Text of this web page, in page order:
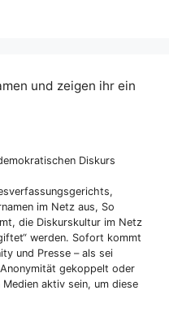
und zeigen ihr ein
Diskurs
im Netz aus, So
die Diskurskultur im Netz
werden. Sofort kommt
und Presse – als sei
gekoppelt oder
aktiv sein, um diese